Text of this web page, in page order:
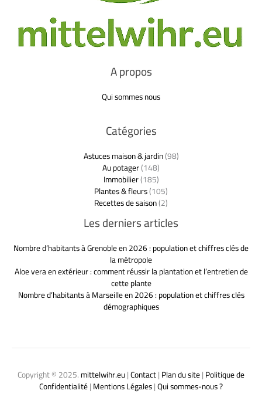
A propos
Qui sommes nous
Catégories
Astuces maison & jardin(98)
Au potager(148)
Immobilier(185)
Plantes & fleurs(105)
Recettes de saison(2)
Les derniers articles
Nombre d’habitants à Grenoble en 2026 : population et chiffres clés de
la métropole
Aloe vera en extérieur : comment réussir la plantation et l’entretien de
cette plante
Nombre d’habitants à Marseille en 2026 : population et chiffres clés
démographiques
Copyright © 2025.mittelwihr.eu|Contact|Plan du site|Politique de
Confidentialité|Mentions Légales|Qui sommes-nous ?